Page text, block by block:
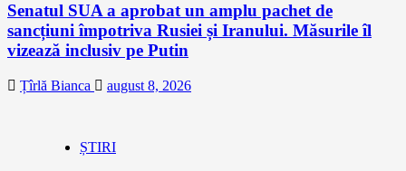
Senatul SUA a aprobat un amplu pachet de
sancțiuni împotriva Rusiei și Iranului. Măsurile îl
vizează inclusiv pe Putin
Țîrlă Bianca august 8, 2026
ȘTIRI